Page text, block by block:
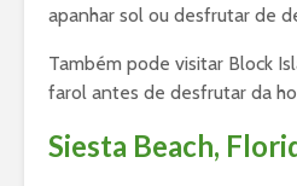
apanhar sol ou desfrutar de
Também pode visitar Block
farol antes de desfrutar da
Siesta Beach,